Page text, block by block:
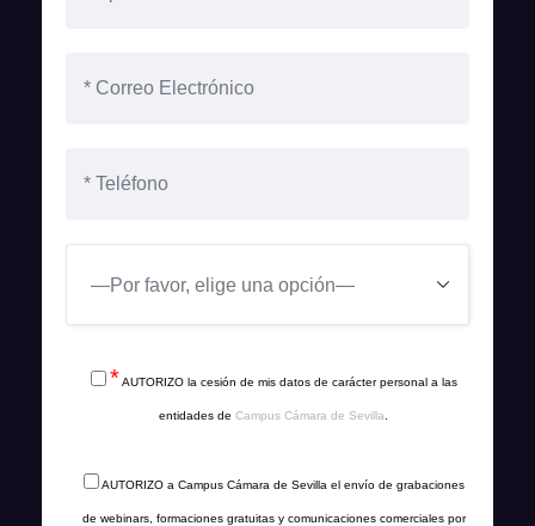
* AUTORIZO la cesión de mis datos de carácter personal a las
entidades de Campus Cámara de Sevilla
AUTORIZO a Campus Cámara de Sevilla el envío de grabaciones
de webinars, formaciones gratuitas y comunicaciones comerciales por